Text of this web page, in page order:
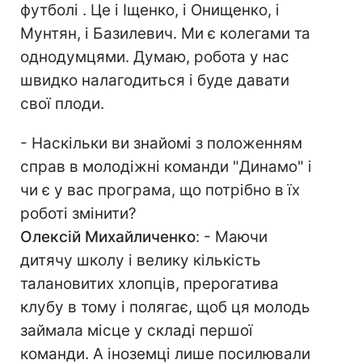
футболі . Це і Іщенко, і Онищенко, і
Мунтян, і Базилевич. Ми є колегами та
однодумцями. Думаю, робота у нас
швидко налагодиться і буде давати
свої плоди.
- Наскільки ви знайомі з положенням
справ в молодіжні команди "Динамо" і
чи є у вас програма, що потрібно в їх
роботі змінити?
Олексій Михайличенко: - Маючи
дитячу школу і велику кількість
талановитих хлопців, прерогатива
клубу в тому і полягає, щоб ця молодь
займала місце у складі першої
команди. А іноземці лише посилювали